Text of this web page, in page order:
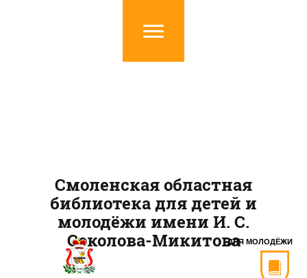
ДЛЯ МОЛОДЁЖИ
Смоленская областная
библиотека для детей и
молодёжи имени И. С.
Соколова-Микитова